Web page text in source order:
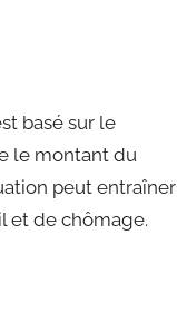
basé sur le
le montant du
peut entraîner
et de chômage.